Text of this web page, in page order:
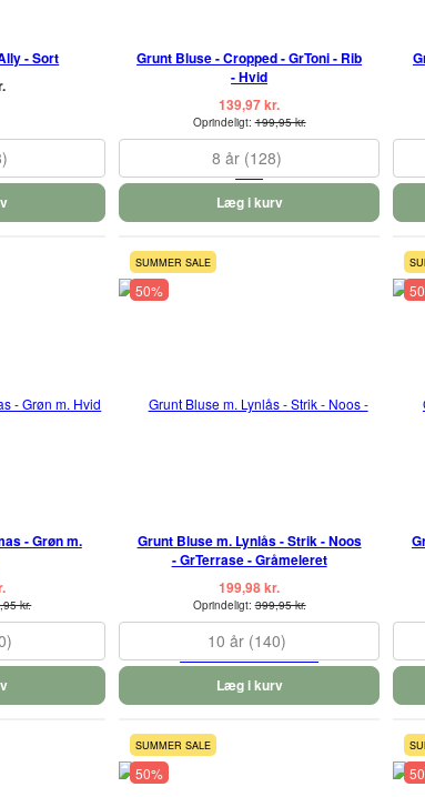
- Sort
Grunt Bluse - Cropped - GrToni - Rib
- Hvid
139,97 kr.
Oprindeligt:199,95 kr.
8 år (128)
Læg i kurv
- Grøn m.
kr.
SUMMER SALE
50%
Grunt Bluse m. Lynlås - Strik - Noos
- GrTerrase - Gråmeleret
199,98 kr.
Oprindeligt:399,95 kr.
10 år (140)
Læg i kurv
SUMMER SALE
50%